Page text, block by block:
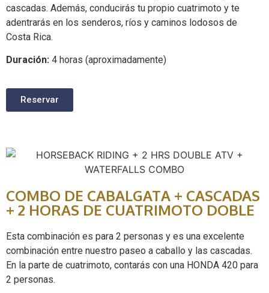
cascadas. Además, conducirás tu propio cuatrimoto y te
adentrarás en los senderos, ríos y caminos lodosos de
Costa Rica.
Duración: 4 horas (aproximadamente)
Reservar
COMBO DE CABALGATA + CASCADAS
+ 2 HORAS DE CUATRIMOTO DOBLE
Esta combinación es para 2 personas y es una excelente
combinación entre nuestro paseo a caballo y las cascadas.
En la parte de cuatrimoto, contarás con una HONDA 420 para
2 personas.